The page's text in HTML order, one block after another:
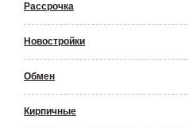
Рассрочка
Новостройки
Обмен
Кирпичные